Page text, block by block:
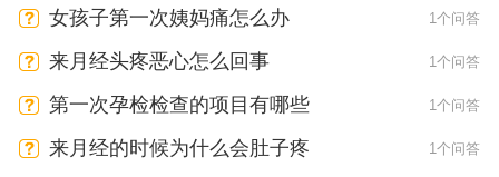
女孩子第一次姨妈痛怎么办 1个问答
来月经头疼恶心怎么回事 1个问答
第一次孕检检查的项目有哪些 1个问答
来月经的时候为什么会肚子疼 1个问答